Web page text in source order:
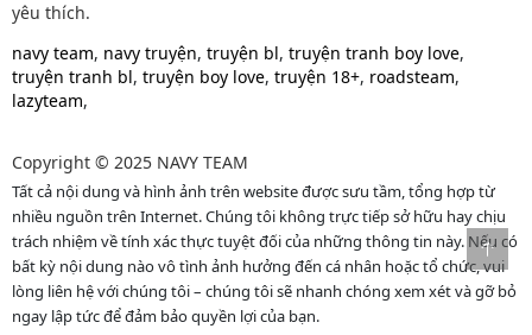
yêu thích.
navy team, navy truyện, truyện bl, truyện tranh boy love,
truyện tranh bl, truyện boy love, truyện 18+, roadsteam,
lazyteam,
Copyright © 2025 NAVY TEAM
Tất cả nội dung và hình ảnh trên website được sưu tầm, tổng hợp từ
nhiều nguồn trên Internet. Chúng tôi không trực tiếp sở hữu hay chịu
trách nhiệm về tính xác thực tuyệt đối của những thông tin này. Nếu có
bất kỳ nội dung nào vô tình ảnh hưởng đến cá nhân hoặc tổ chức, vui
lòng liên hệ với chúng tôi – chúng tôi sẽ nhanh chóng xem xét và gỡ bỏ
ngay lập tức để đảm bảo quyền lợi của bạn.